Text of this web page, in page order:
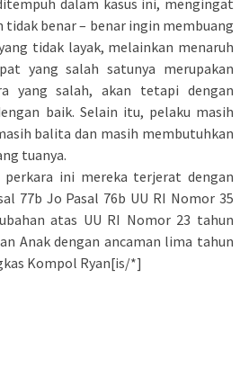
dalam kasus ini, mengingat
tidak benar – benar ingin membuang
tidak layak, melainkan menaruh
yang salah satunya merupakan
yang salah, akan tetapi dengan
baik. Selain itu, pelaku masih
balita dan masih membutuhkan
tuanya.
perkara ini mereka terjerat dengan
77b Jo Pasal 76b UU RI Nomor 35
atas UU RI Nomor 23 tahun
Anak dengan ancaman lima tahun
Kompol Ryan[is/*]